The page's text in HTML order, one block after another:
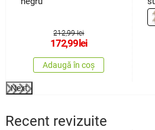
212,99 lei
172,99 lei
Adaugă în coș
Next
Recent revizuite